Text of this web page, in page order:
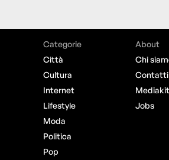
Categorie
Città
Cultura
Internet
Lifestyle
Moda
Politica
Pop
About
Chi
Contatti
Mediakit
Jobs